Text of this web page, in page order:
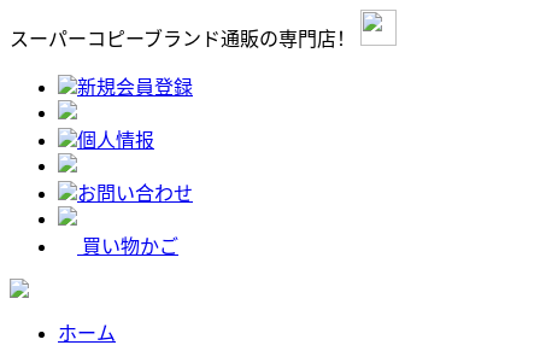
スーパーコピーブランド通販の専門店！
新規会員登録
個人情报
お問い合わせ
買い物かご
ホーム